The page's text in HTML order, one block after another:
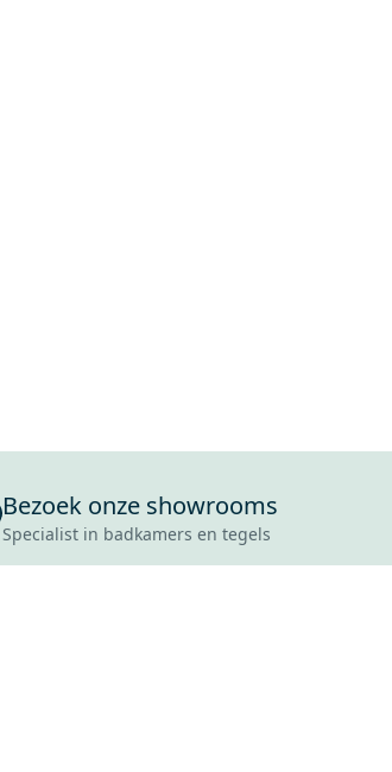
Bezoek onze showrooms
Specialist in badkamers en tegels